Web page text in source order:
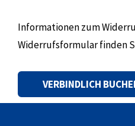
Informationen zum
Widerrufsformular finden